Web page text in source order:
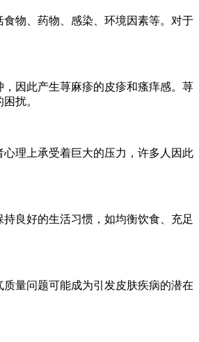
物、药物、感染、环境因素等。对于
因此产生荨麻疹的皮疹和瘙痒感。荨
扰。
理上承受着巨大的压力，许多人因此
良好的生活习惯，如均衡饮食、充足
量问题可能成为引发皮肤疾病的潜在